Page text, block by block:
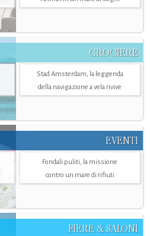
CROCIERE
Stad Amsterdam, la leggenda
della navigazione a vela rivive
EVENTI
Fondali puliti, la missione
contro un mare di rifiuti
FIERE & SALONI